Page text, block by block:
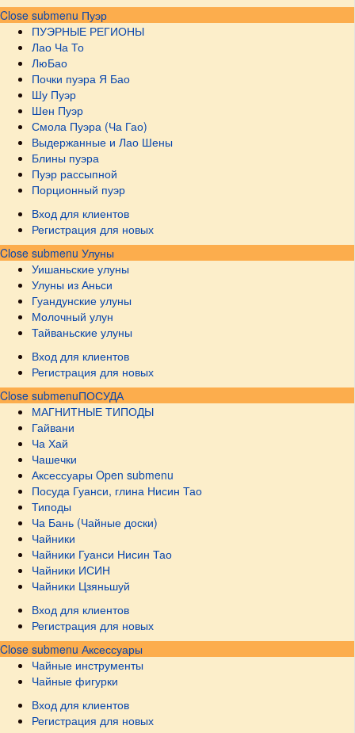
Close submenu Пуэр
ПУЭРНЫЕ РЕГИОНЫ
Лао Ча То
ЛюБао
Почки пуэра Я Бао
Шу Пуэр
Шен Пуэр
Смола Пуэра (Ча Гао)
Выдержанные и Лао Шены
Блины пуэра
Пуэр рассыпной
Порционный пуэр
Вход для клиентов
Регистрация для новых
Close submenu Улуны
Уишаньские улуны
Улуны из Аньси
Гуандунские улуны
Молочный улун
Тайваньские улуны
Вход для клиентов
Регистрация для новых
Close submenuПОСУДА
МАГНИТНЫЕ ТИПОДЫ
Гайвани
Ча Хай
Чашечки
Аксессуары Open submenu
Посуда Гуанси, глина Нисин Тао
Типоды
Ча Бань (Чайные доски)
Чайники
Чайники Гуанси Нисин Тао
Чайники ИСИН
Чайники Цзяньшуй
Вход для клиентов
Регистрация для новых
Close submenu Аксессуары
Чайные инструменты
Чайные фигурки
Вход для клиентов
Регистрация для новых